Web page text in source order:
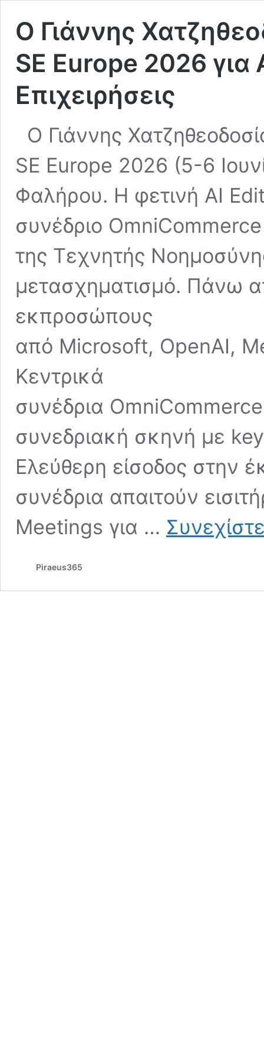
Ο Γιάννης
SE Europe 2026 για
Επιχειρήσεις
Ο Γιάννης
SE Europe 2026 (5-6
Φαλήρου. Η φετινή AI
συνέδριο
της Τεχνητής
μετασχηματισμό. Πάνω
εκπροσώπους
από Microsoft, OpenAI,
Κεντρικά
συνέδρια
συνεδριακή σκηνή με
Ελεύθερη είσοδος στην
συνέδρια απαιτούν
Meetings για …
Piraeus365